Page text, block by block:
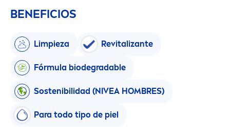
BENEFICIOS
Limpieza Revitalizante
Fórmula biodegradable
Sostenibilidad (NIVEA HOMBRES)
Para todo tipo de piel